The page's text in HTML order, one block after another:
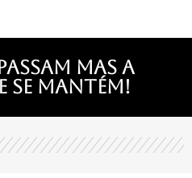
mas a
mantém!